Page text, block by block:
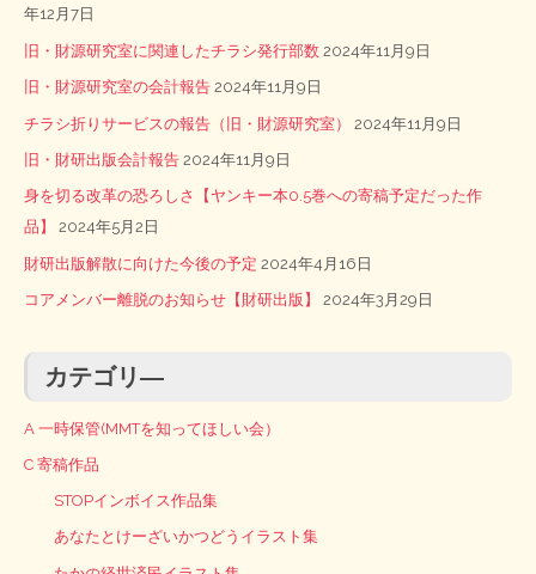
年12月7日
旧・財源研究室に関連したチラシ発行部数 2024年11月9日
旧・財源研究室の会計報告 2024年11月9日
チラシ折りサービスの報告（旧・財源研究室） 2024年11月9日
旧・財研出版会計報告 2024年11月9日
身を切る改革の恐ろしさ【ヤンキー本0.5巻への寄稿予定だった作
品】
2024年5月2日
財研出版解散に向けた今後の予定 2024年4月16日
コアメンバー離脱のお知らせ【財研出版】 2024年3月29日
カテゴリ―
A 一時保管(MMTを知ってほしい会）
C 寄稿作品
STOPインボイス作品集
あなたとけーざいかつどうイラスト集